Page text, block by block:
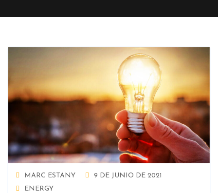
MARC ESTANY
9 DE JUNIO DE 2021
ENERGY